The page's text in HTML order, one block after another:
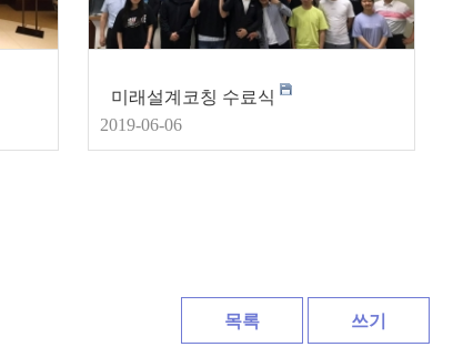
미래설계코칭 수료식
2019-06-06
목록 쓰기